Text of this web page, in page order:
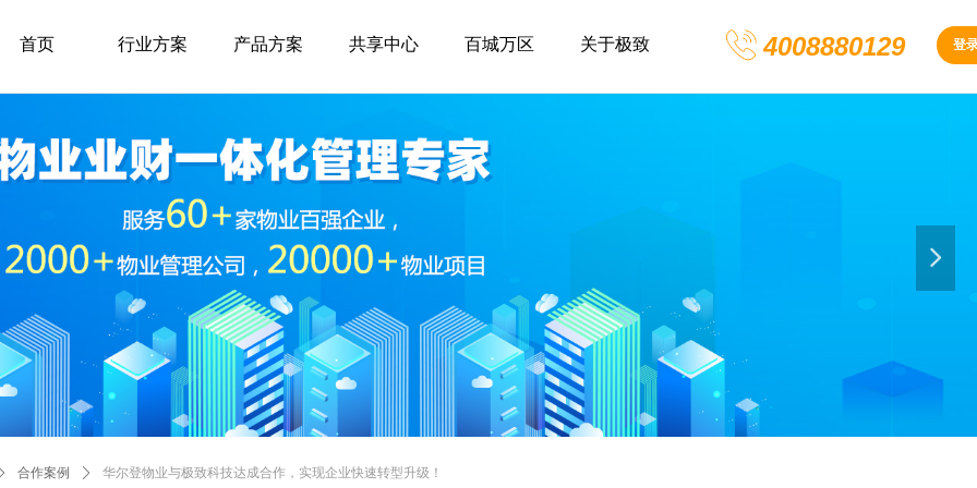
4008880129 登
首页 行业方案 产品方案 共享中心 百城万区 关于极致
넲
合作案例 ꄲ 华尔登物业与极致科技达成合作，实现企业快速转型升级！